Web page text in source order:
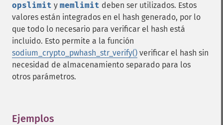
opslimit y memlimit deben ser utilizados. Estos
valores están integrados en el hash generado, por lo
que todo lo necesario para verificar el hash está
incluido. Esto permite a la función
sodium_crypto_pwhash_str_verify() verificar el hash sin
necesidad de almacenamiento separado para los
otros parámetros.
Ejemplos